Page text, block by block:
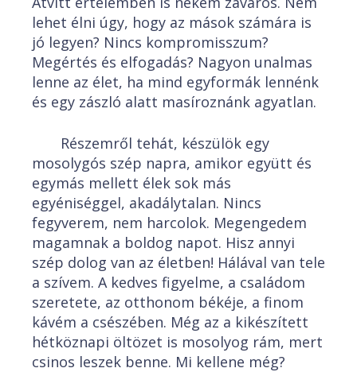
lehet élni úgy, hogy az mások számára is
jó legyen? Nincs kompromisszum?
Megértés és elfogadás? Nagyon unalmas
lenne az élet, ha mind egyformák lennénk
és egy zászló alatt masíroznánk agyatlan.
Részemről tehát, készülök egy
mosolygós szép napra, amikor együtt és
egymás mellett élek sok más
egyéniséggel, akadálytalan. Nincs
fegyverem, nem harcolok. Megengedem
magamnak a boldog napot. Hisz annyi
szép dolog van az életben! Hálával van tele
a szívem. A kedves figyelme, a családom
szeretete, az otthonom békéje, a finom
kávém a csészében. Még az a kikészített
hétköznapi öltözet is mosolyog rám, mert
csinos leszek benne. Mi kellene még?